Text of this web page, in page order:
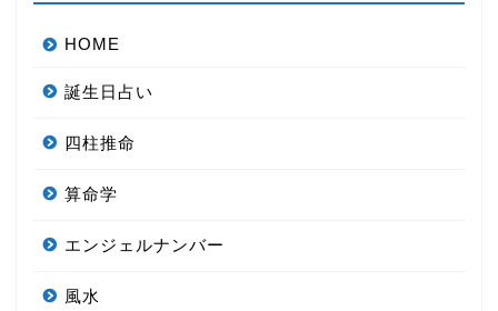
HOME
誕生日占い
四柱推命
算命学
エンジェルナンバー
風水